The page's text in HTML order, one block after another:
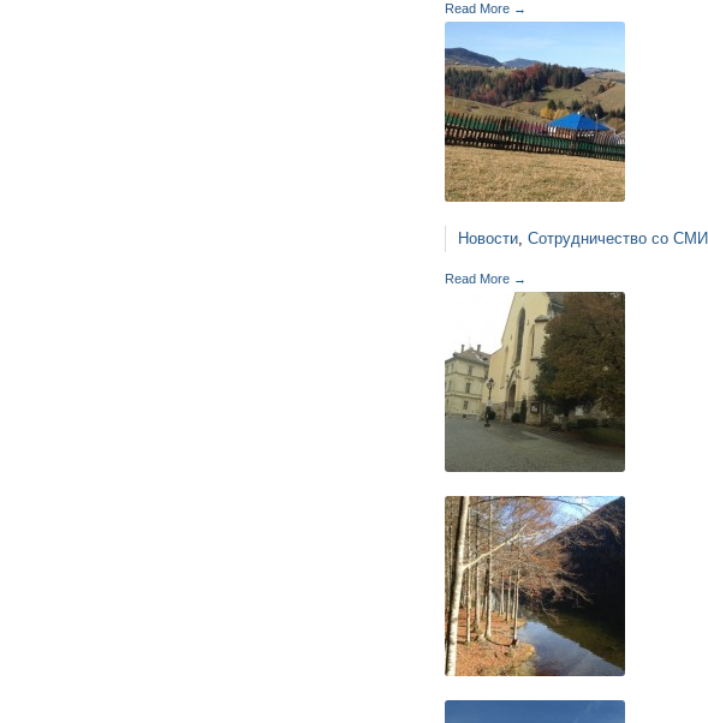
Read More →
Новости, Сотрудничество со СМИ
Read More →